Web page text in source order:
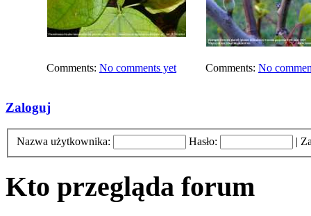
Comments: No comments yet Comments: No
Zaloguj
Nazwa użytkownika: Hasło: |
Kto przegląda forum